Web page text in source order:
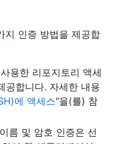
인증 방법을 제공합
용한 리포지토리 액세
공합니다. 자세한 내용
에 액세스"을(를) 참
름 및 암호 인증은 선